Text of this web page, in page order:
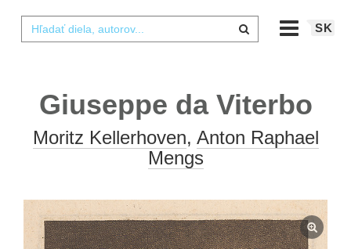
SK
Giuseppe da Viterbo
Moritz Kellerhoven, Anton Raphael
Mengs